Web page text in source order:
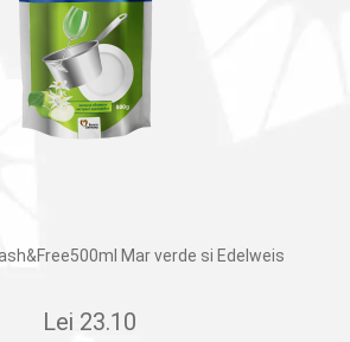
Mar verde si Edelweis
Lei 23.10